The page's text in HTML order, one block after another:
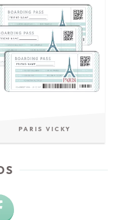
PARIS VICKY